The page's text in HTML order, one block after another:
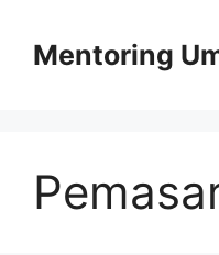
contentMentoring